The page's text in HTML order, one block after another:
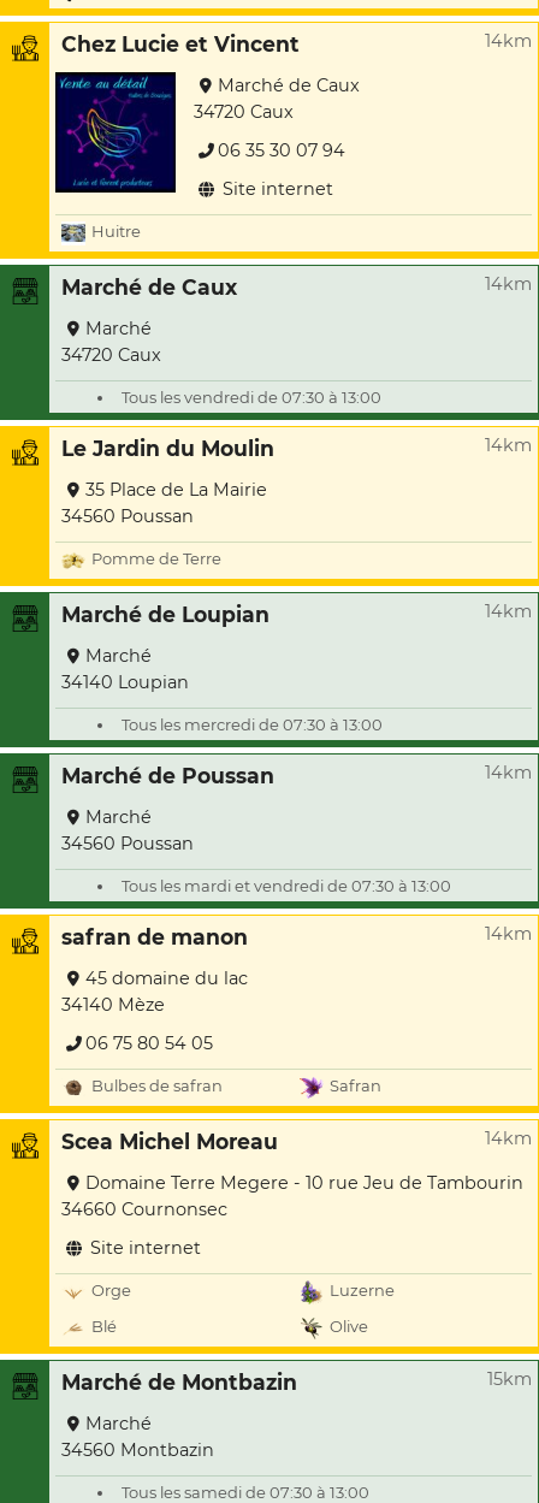
Chez Lucie et Vincent 14km
Marché de Caux
34720 Caux
06 35 30 07 94
Site internet
Huitre
Marché de Caux 14km
Marché
34720 Caux
Tous les vendredi de 07:30 à 13:00
Le Jardin du Moulin 14km
35 Place de La Mairie
34560 Poussan
Pomme de Terre
Marché de Loupian 14km
Marché
34140 Loupian
Tous les mercredi de 07:30 à 13:00
Marché de Poussan 14km
Marché
34560 Poussan
Tous les mardi et vendredi de 07:30 à 13:00
safran de manon 14km
45 domaine du lac
34140 Mèze
06 75 80 54 05
Bulbes de safran Safran
Scea Michel Moreau 14km
Domaine Terre Megere - 10 rue Jeu de Tambourin
34660 Cournonsec
Site internet
Orge
Luzerne
Blé
Olive
Marché de Montbazin 15km
Marché
34560 Montbazin
Tous les samedi de 07:30 à 13:00